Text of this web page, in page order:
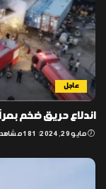
عاجل
اندلاع حريق ضخم
مايو 29, 2024 181 مشاهدة